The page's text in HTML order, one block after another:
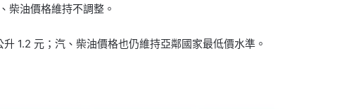
柴油價格維持不調整。
1.2 元；汽、柴油價格也仍維持亞鄰國家最低價水準。